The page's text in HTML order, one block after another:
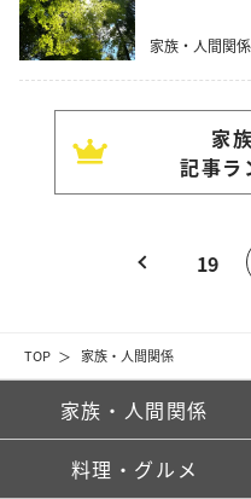
TOP 家族・人間関係
家族・人間関係
家
記事ラ
19
家族・人間関係
料理・グルメ